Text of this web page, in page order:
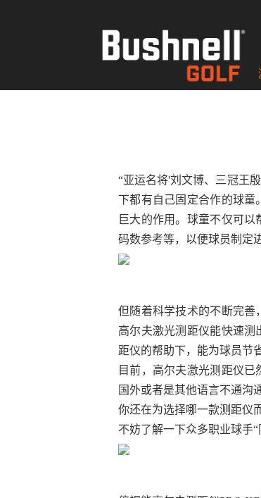
“亚运名将'刘文博、三冠王
下都有自己固定合作的球童
巨大的作用。球童不仅可以
码数参考等，以便球员制定
但随着科学技术的不断完善
高尔夫激光测距仪能快速测
距仪的帮助下，能为球员节
目前，高尔夫激光测距仪
国外或者是其他语言不通沟
你还在为选择哪一款测距仪
不妨了解一下众多职业球